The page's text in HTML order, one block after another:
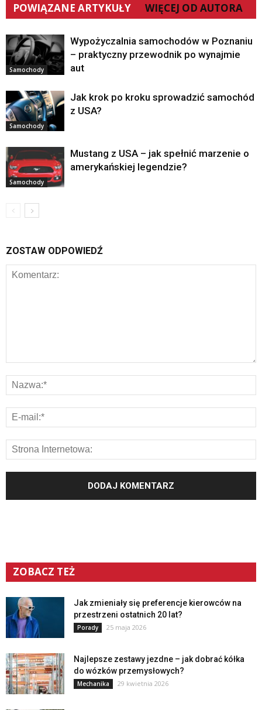
POWIĄZANE ARTYKUŁY WIĘCEJ OD AUTORA
Samochody
Wypożyczalnia samochodów w Poznaniu
– praktyczny przewodnik po wynajmie
aut
Samochody
Jak krok po kroku sprowadzić samochód
z USA?
Samochody
Mustang z USA – jak spełnić marzenie o
amerykańskiej legendzie?
ZOSTAW ODPOWIEDŹ
ZOBACZ TEŻ
Jak zmieniały się preferencje kierowców na
przestrzeni ostatnich 20 lat?
Porady 25 maja 2026
Najlepsze zestawy jezdne – jak dobrać kółka
do wózków przemysłowych?
Mechanika 29 kwietnia 2026